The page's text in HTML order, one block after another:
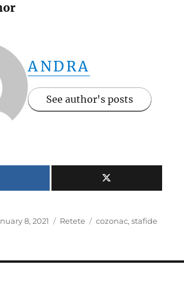
ANDRA
See author's posts
8, 2021 Categories
Retete Tags
cozonac,stafide